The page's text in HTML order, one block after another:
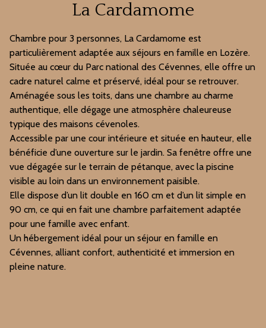
La Cardamome
Chambre pour 3 personnes, La Cardamome est
particulièrement adaptée aux séjours en famille en Lozère.
Située au cœur du Parc national des Cévennes, elle offre un
cadre naturel calme et préservé, idéal pour se retrouver.
Aménagée sous les toits, dans une chambre au charme
authentique, elle dégage une atmosphère chaleureuse
typique des maisons cévenoles.
Accessible par une cour intérieure et située en hauteur, elle
bénéficie d’une ouverture sur le jardin. Sa fenêtre offre une
vue dégagée sur le terrain de pétanque, avec la piscine
visible au loin dans un environnement paisible.
Elle dispose d’un lit double en 160 cm et d’un lit simple en
90 cm, ce qui en fait une chambre parfaitement adaptée
pour une famille avec enfant.
Un hébergement idéal pour un séjour en famille en
Cévennes, alliant confort, authenticité et immersion en
pleine nature.